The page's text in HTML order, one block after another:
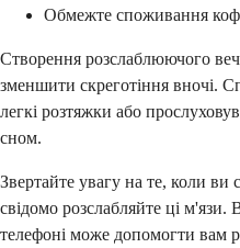
Обмежте споживання
Створення розслаблюючого
зменшити скреготіння вночі.
легкі розтяжки або
сном.
Звертайте увагу на те, коли ви
свідомо розслабляйте ці м'язи.
телефоні може допомогти вам